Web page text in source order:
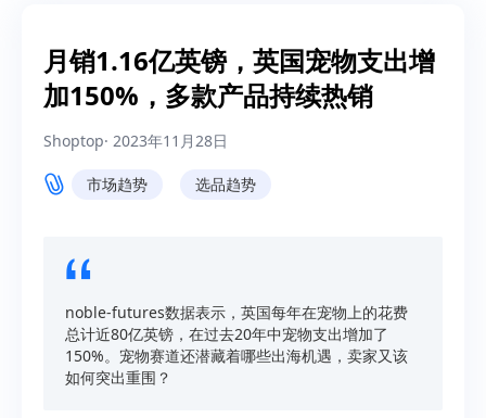
月销1.16亿英镑，英国宠物支出增
加150%，多款产品持续热销
Shoptop· 2023年11月28日
市场趋势 选品趋势
noble-futures数据表示，英国每年在宠物上的花费
总计近80亿英镑，在过去20年中宠物支出增加了
150%。宠物赛道还潜藏着哪些出海机遇，卖家又该
如何突出重围？